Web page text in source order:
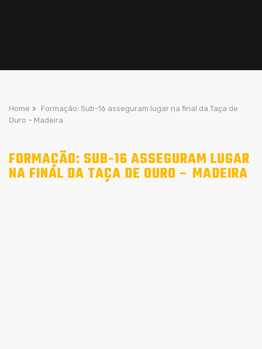
Home > Formação: Sub-16 asseguram lugar na final da Taça de
Ouro – Madeira
FORMAÇÃO: SUB-16 ASSEGURAM LUGAR
NA FINAL DA TAÇA DE OURO – MADEIRA